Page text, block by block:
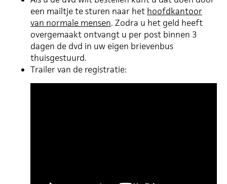
een mailtje te sturen naar het hoofdkantoor
van normale mensen. Zodra u het geld heeft
overgemaakt ontvangt u per post binnen 3
dagen de dvd in uw eigen brievenbus
thuisgestuurd.
Trailer van de registratie: